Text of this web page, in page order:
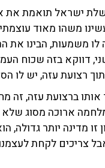
ישראל תואמת את
עשינו משהו מאוד
לו משמעות, הבינו
דווקא בזה שכוח
רצועת עזה, יש לו
ברצועת עזה, זה
ארוכה מסוג
מדינה יותר גדולה,
צריכים לקחת